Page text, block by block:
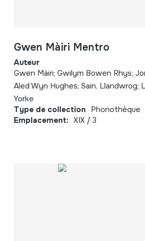
Gwen Màiri Mentro
Auteur
Gwen Màiri; Gwilym Bowen Rhys;
Aled Wyn Hughes; Sain, Llandwrog;
Yorke
Type de collection Phonothèque
Emplacement: XIX / 3